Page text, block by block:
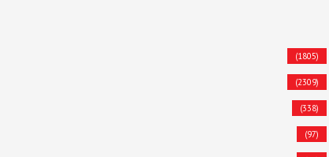
(1805)
(2309)
(338)
(97)